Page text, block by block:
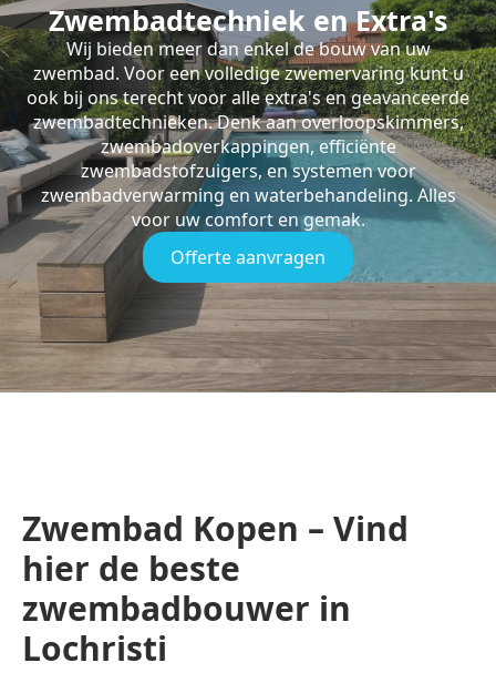
Zwembadtechniek en Extra's
Wij bieden meer dan enkel de bouw van uw
zwembad. Voor een volledige zwemervaring kunt u
ook bij ons terecht voor alle extra's en geavanceerde
zwembadtechnieken. Denk aan overloopskimmers,
zwembadoverkappingen, efficiënte
zwembadstofzuigers, en systemen voor
zwembadverwarming en waterbehandeling. Alles
voor uw comfort en gemak.
Offerte aanvragen
Zwembad Kopen – Vind
hier de beste
zwembadbouwer in
Lochristi